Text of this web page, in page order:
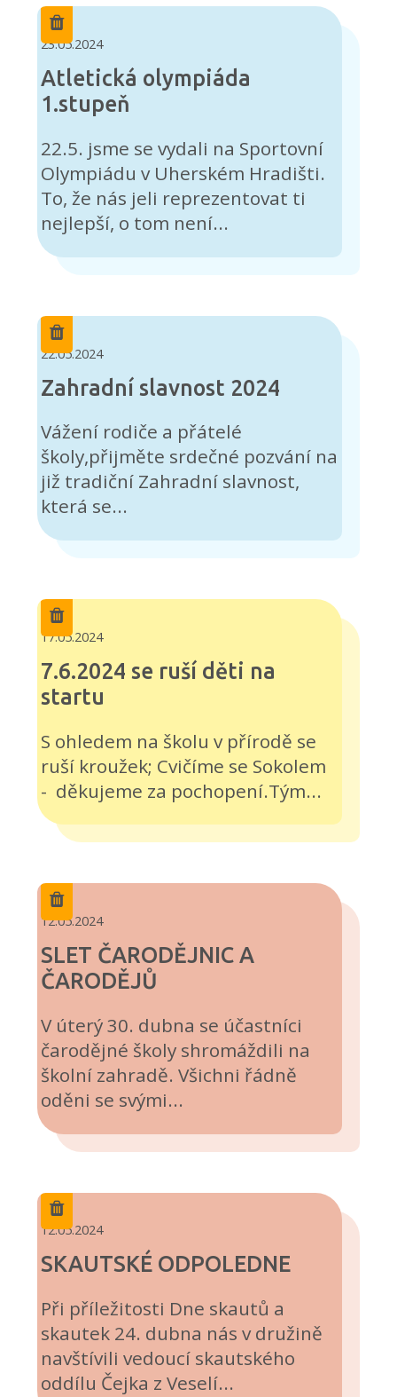
23.05.2024
Atletická olympiáda
1.stupeň
22.5. jsme se vydali na Sportovní
Olympiádu v Uherském Hradišti.
To, že nás jeli reprezentovat ti
nejlepší, o tom není...
22.05.2024
Zahradní slavnost 2024
Vážení rodiče a přátelé
školy,přijměte srdečné pozvání na
již tradiční Zahradní slavnost,
která se...
17.05.2024
7.6.2024 se ruší děti na
startu
S ohledem na školu v přírodě se
ruší kroužek; Cvičíme se Sokolem
- děkujeme za pochopení.Tým...
12.05.2024
SLET ČARODĚJNIC A
ČARODĚJŮ
V úterý 30. dubna se účastníci
čarodějné školy shromáždili na
školní zahradě. Všichni řádně
oděni se svými...
12.05.2024
SKAUTSKÉ ODPOLEDNE
Při příležitosti Dne skautů a
skautek 24. dubna nás v družině
navštívili vedoucí skautského
oddílu Čejka z Veselí...